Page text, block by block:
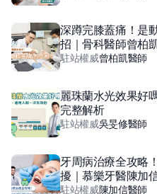
深蹲完膝蓋痛！是
招｜骨科醫師曾柏
駐站權威曾柏凱醫師
麗珠蘭水光效果好
完整解析
駐站權威吳旻修醫師
牙周病治療全攻略
擾｜慕樂牙醫陳加
駐站權威陳加信醫師